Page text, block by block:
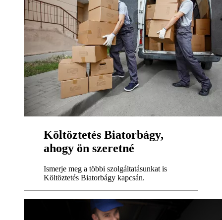
Költöztetés Biatorbágy,
ahogy ön szeretné
Ismerje meg a többi szolgáltatásunkat is
Költöztetés Biatorbágy kapcsán.